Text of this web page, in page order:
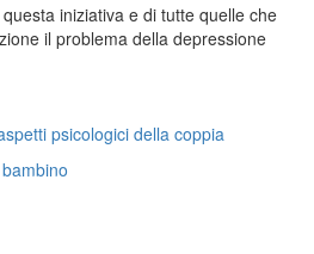
iniziativa e di tutte quelle che
il problema della depressione
psicologici della coppia